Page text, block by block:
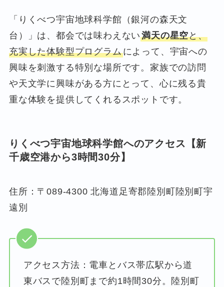
「りくべつ宇宙地球科学館（銀河の森天文
台）」は、都会では味わえない満天の星空と、
充実した体験型プログラムによって、宇宙への
興味を刺激する特別な場所です。家族での訪問
や天文学に興味がある方にとって、心に残る貴
重な体験を提供してくれるスポットです。
りくべつ宇宙地球科学館へのアクセス【新
千歳空港から3時間30分】
住所：〒089-4300 北海道足寄郡陸別町陸別町宇
遠別
アクセス方法：電車とバス帯広駅から道
東バスで陸別町まで約1時間30分。陸別町